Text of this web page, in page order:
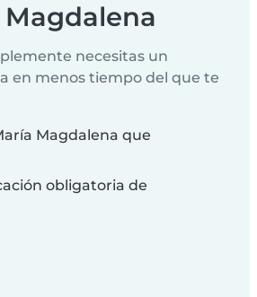
necesitas un
en menos tiempo del que te
Magdalena que
obligatoria de